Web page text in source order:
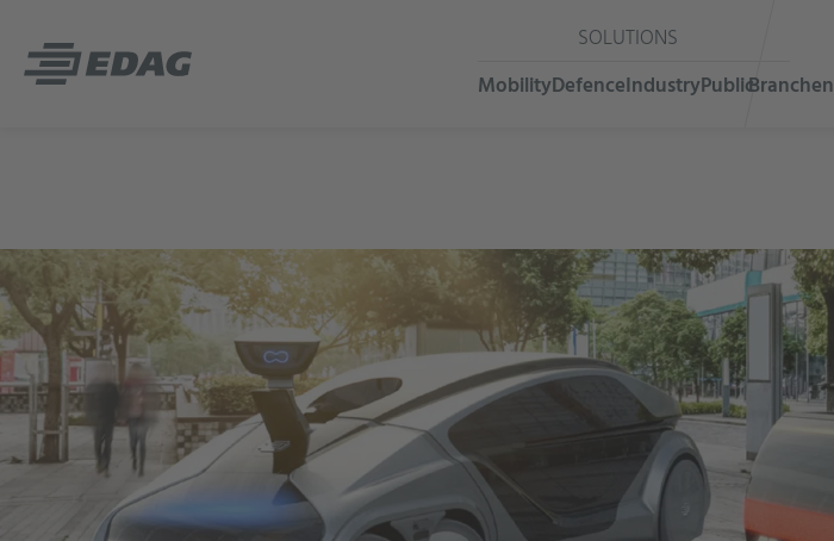
SOLUTIONS
MobilityDefenceIndustryPublicBranchen